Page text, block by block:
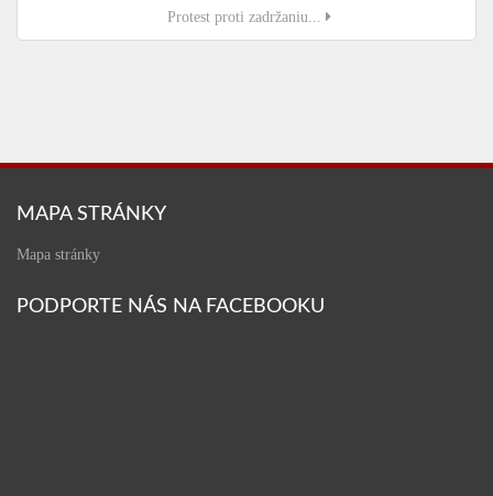
Protest proti zadržaniu...
MAPA STRÁNKY
Mapa stránky
PODPORTE NÁS NA FACEBOOKU